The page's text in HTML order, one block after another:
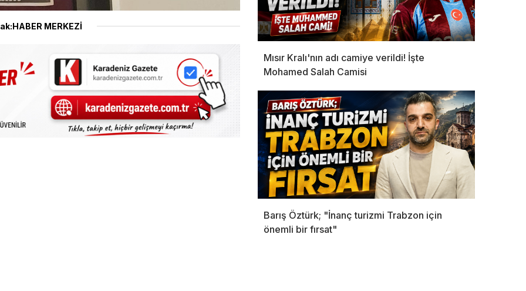
MERKEZİ
Mısır Kralı'nın adı camiye verildi! İşte
Mohamed Salah Camisi
Barış Öztürk; "İnanç turizmi Trabzon için
önemli bir fırsat"